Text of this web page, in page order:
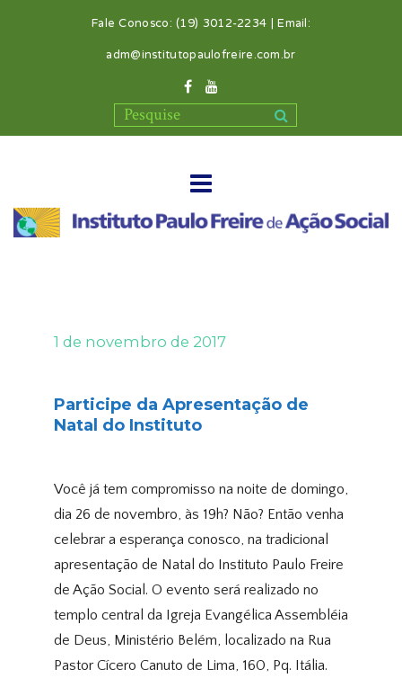
Fale Conosco: (19) 3012-2234 | Email:
adm@institutopaulofreire.com.br
1 de novembro de 2017
Participe da Apresentação de
Natal do Instituto
Você já tem compromisso na noite de domingo,
dia 26 de novembro, às 19h? Não? Então venha
celebrar a esperança conosco, na tradicional
apresentação de Natal do Instituto Paulo Freire
de Ação Social. O evento será realizado no
templo central da Igreja Evangélica Assembléia
de Deus, Ministério Belém, localizado na Rua
Pastor Cícero Canuto de Lima, 160, Pq. Itália.